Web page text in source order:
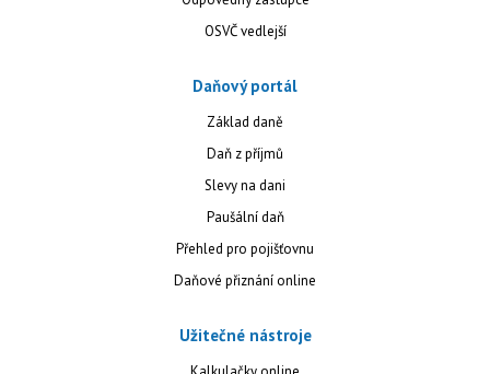
OSVČ vedlejší
Daňový portál
Základ daně
Daň z příjmů
Slevy na dani
Paušální daň
Přehled pro pojišťovnu
Daňové přiznání online
Užitečné nástroje